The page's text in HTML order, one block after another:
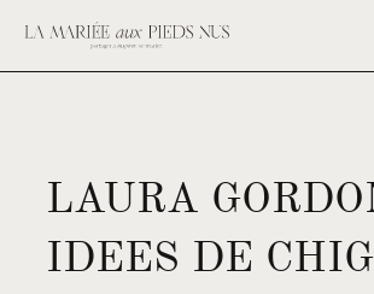
LAURA
IDEES DE